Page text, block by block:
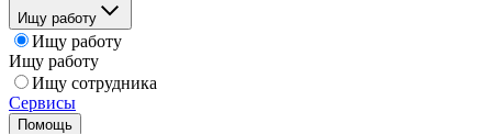
Ищу работу
Ищу работу
Ищу работу
Ищу сотрудника
Сервисы
Помощь